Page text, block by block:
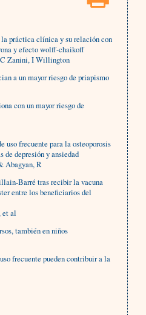
práctica clínica y su relación con
y efecto wolff-chaikoff
Zanini, I Willington
a un mayor riesgo de priapismo
con un mayor riesgo de
uso frecuente para la osteoporosis
de depresión y ansiedad
Abagyan, R
Barré tras recibir la vacuna
entre los beneficiarios del
et al
también en niños
frecuente pueden contribuir a la